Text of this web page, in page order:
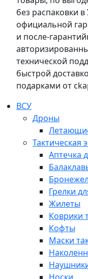
без распаковки в
официальной
и после-
технической
быстрой
подарками от
ВСУ
Дроны
Тактическая
Аптечка
Грелки
Жилеты
Коврики
Кофты
Маски